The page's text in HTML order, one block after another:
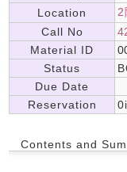
Location
2
Call No
Material ID
Status
Due Date
Reservation
Contents and